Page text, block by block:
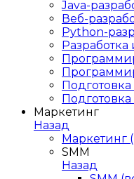
Java-
Веб-
Python-
Разработка
Подготовка
Маркетинг
Назад
Маркетинг
SMM
Назад